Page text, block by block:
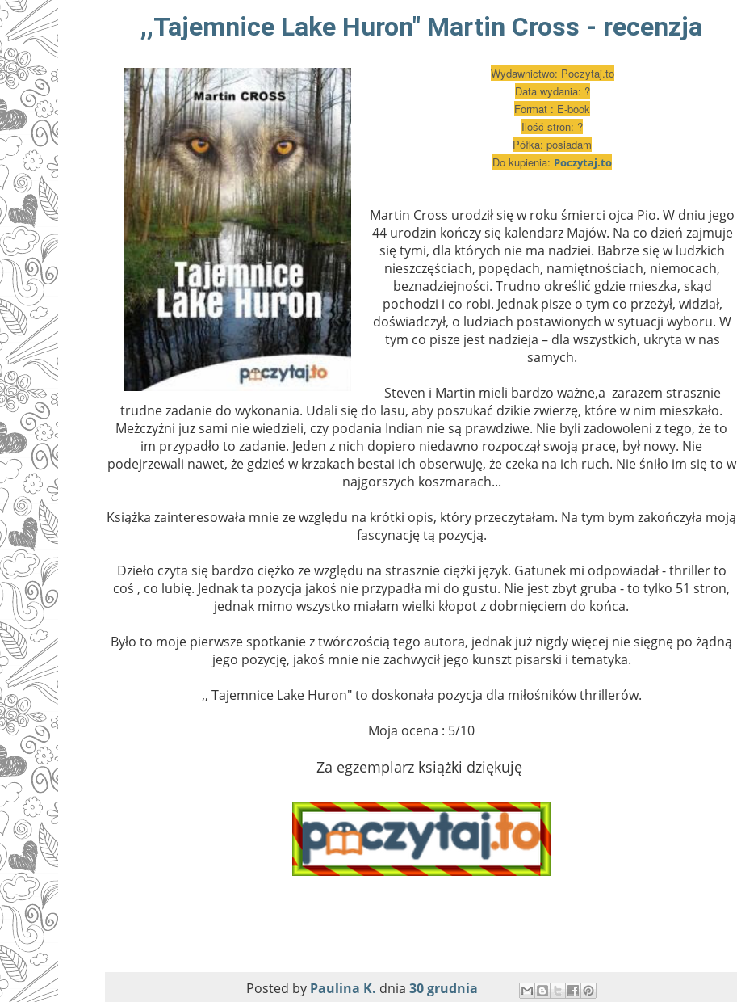
,,Tajemnice Lake Huron" Martin Cross - recenzja
Wydawnictwo: Poczytaj.to
Data wydania: ?
Format : E-book
Ilość stron: ?
Półka: posiadam
Do kupienia: Poczytaj.to
Martin Cross urodził się w roku śmierci ojca Pio. W dniu jego
44 urodzin kończy się kalendarz Majów. Na co dzień zajmuje
się tymi, dla których nie ma nadziei. Babrze się w ludzkich
nieszczęściach, popędach, namiętnościach, niemocach,
beznadziejności. Trudno określić gdzie mieszka, skąd
pochodzi i co robi. Jednak pisze o tym co przeżył, widział,
doświadczył, o ludziach postawionych w sytuacji wyboru. W
tym co pisze jest nadzieja – dla wszystkich, ukryta w nas
samych.
Steven i Martin mieli bardzo ważne,a zarazem strasznie
trudne zadanie do wykonania. Udali się do lasu, aby poszukać dzikie zwierzę, które w nim mieszkało.
Meżczyźni juz sami nie wiedzieli, czy podania Indian nie są prawdziwe. Nie byli zadowoleni z tego, że to
im przypadło to zadanie. Jeden z nich dopiero niedawno rozpoczął swoją pracę, był nowy. Nie
podejrzewali nawet, że gdzieś w krzakach bestai ich obserwuję, że czeka na ich ruch. Nie śniło im się to w
najgorszych koszmarach...
Książka zainteresowała mnie ze względu na krótki opis, który przeczytałam. Na tym bym zakończyła moją
fascynację tą pozycją.
Dzieło czyta się bardzo ciężko ze względu na strasznie ciężki język. Gatunek mi odpowiadał - thriller to
coś , co lubię. Jednak ta pozycja jakoś nie przypadła mi do gustu. Nie jest zbyt gruba - to tylko 51 stron,
jednak mimo wszystko miałam wielki kłopot z dobrnięciem do końca.
Było to moje pierwsze spotkanie z twórczością tego autora, jednak już nigdy więcej nie sięgnę po żądną
jego pozycję, jakoś mnie nie zachwycił jego kunszt pisarski i tematyka.
,, Tajemnice Lake Huron" to doskonała pozycja dla miłośników thrillerów.
Moja ocena : 5/10
Za egzemplarz książki dziękuję
Posted by Paulina K. dnia 30 grudnia